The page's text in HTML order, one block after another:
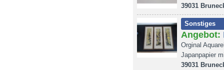
39031
Sonstiges
Angebot:
Orginal
Japanpapier
39031